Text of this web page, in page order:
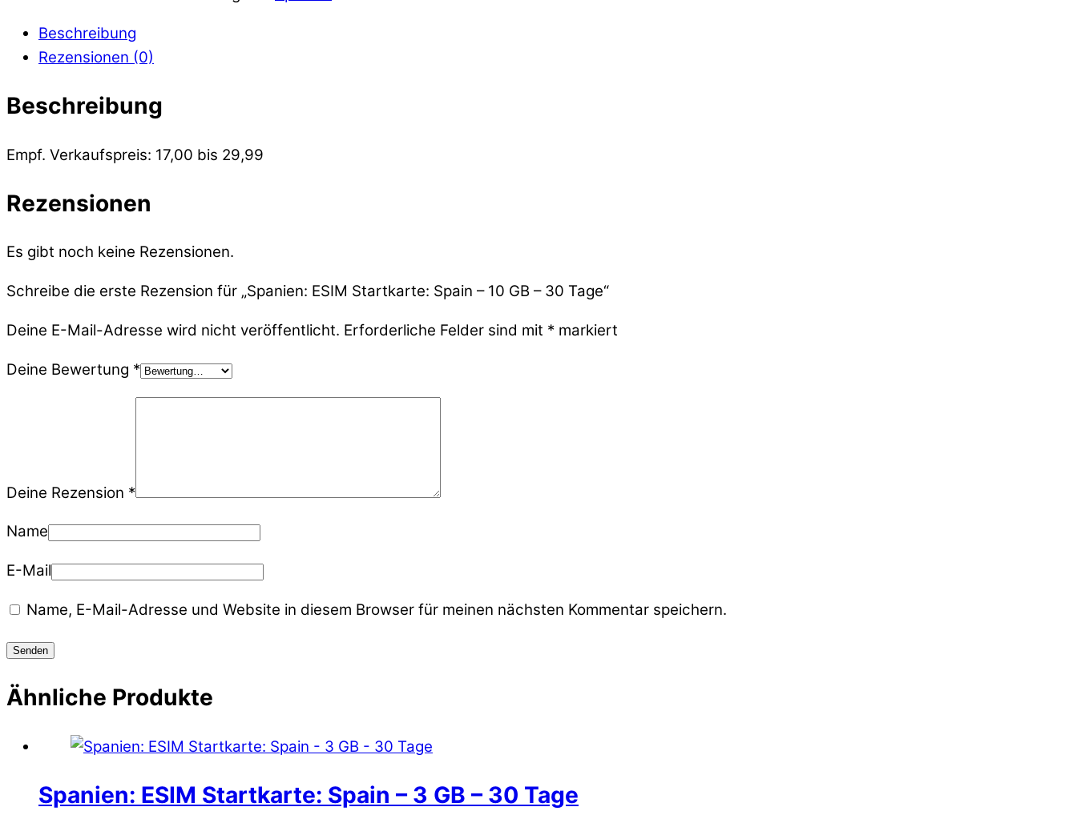
Beschreibung
Rezensionen (0)
Beschreibung
Empf. Verkaufspreis: 17,00 bis 29,99
Rezensionen
Es gibt noch keine Rezensionen.
Schreibe die erste Rezension für „Spanien: ESIM Startkarte: Spain – 10 GB – 30 Tage“
Deine E-Mail-Adresse wird nicht veröffentlicht. Erforderliche Felder sind mit * markiert
Deine Bewertung *
Deine Rezension *
Name
E-Mail
Name, E-Mail-Adresse und Website in diesem Browser für meinen nächsten Kommentar speichern.
Ähnliche Produkte
Spanien: ESIM Startkarte: Spain – 3 GB – 30 Tage